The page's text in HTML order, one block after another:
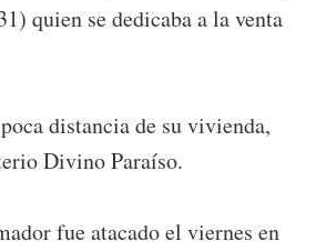
quien se dedicaba a la venta
distancia de su vivienda,
Divino Paraíso.
fue atacado el viernes en